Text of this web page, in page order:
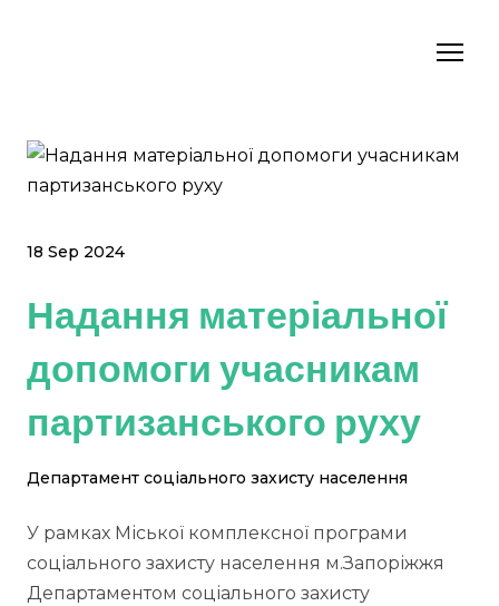
18 Sep 2024
Надання матеріальної
допомоги учасникам
партизанського руху
Департамент соціального захисту населення
У рамках Міської комплексної програми
соціального захисту населення м.Запоріжжя
Департаментом соціального захисту